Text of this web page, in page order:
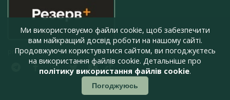
press@armyinform.com.ua
Ми використовуємо файли cookie, щоб забезпечити
вам найкращий досвід роботи на нашому сайті.
Продовжуючи користуватися сайтом, ви погоджуєтесь
на використання файлів cookie. Детальніше про
політику використання файлів cookie.
Погоджуюсь